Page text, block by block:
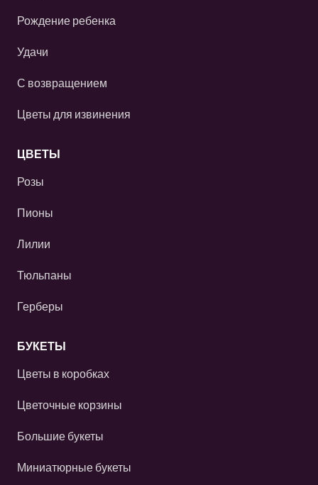
Рождение ребенка
Удачи
С возвращением
Цветы для извинения
ЦВЕТЫ
Розы
Пионы
Лилии
Тюльпаны
Герберы
БУКЕТЫ
Цветы в коробках
Цветочные корзины
Большие букеты
Миниатюрные букеты